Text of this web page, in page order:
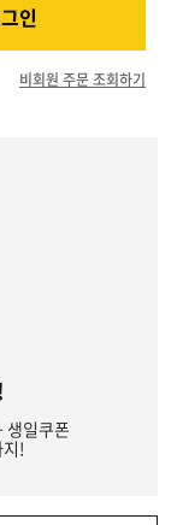
인
비회원 주문 조회하기
생일쿠폰
!